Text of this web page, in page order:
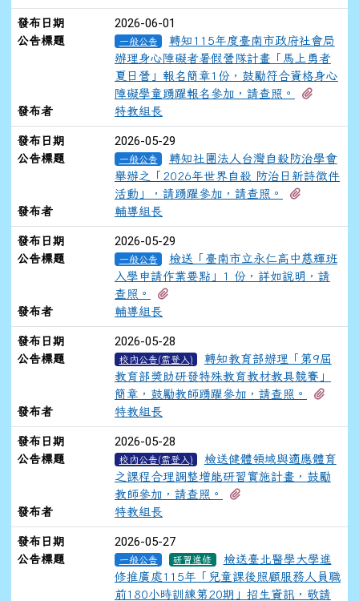
發布日期 2026-06-01
公告標題 一般公告
轉知115年度臺南市政府社會局
辦理身心障礙者暑假營隊計畫「馬上勇者
夏日營」報名簡章1份，鼓勵符合資格身心
障礙學童踴躍報名參加，請查照。
發布者
特教組長
發布日期 2026-05-29
公告標題 一般公告
轉知社團法人台灣自殺防治學會
舉辦之「2026年世界自殺 防治日新詩徵件
活動」，請踴躍參加，請查照。
發布者
輔導組長
發布日期 2026-05-29
公告標題 一般公告
檢送「臺南市立永仁高中慈輝班
入學申請作業要點」1 份，詳如說明，請
查照。
發布者
輔導組長
發布日期 2026-05-28
公告標題 校內公告(需登入)
轉知教育部辦理「第9屆
教育部獎助研發特殊教育教材教具競賽」
簡章，鼓勵教師踴躍參加，請查照。
發布者
特教組長
發布日期 2026-05-28
公告標題 校內公告(需登入)
檢送健體領域與適應體育
之課程合理調整增能研習實施計畫，鼓勵
教師參加，請查照。
發布者
特教組長
發布日期 2026-05-27
公告標題 一般公告 研習進修
檢送臺北醫學大學進
修推廣處115年「兒童課後照顧服務人員職
前180小時訓練第20期」招生資訊，敬請